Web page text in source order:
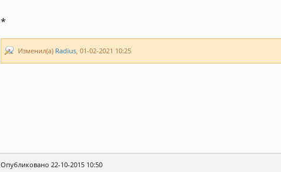
*
Изменил(а) Radius, 01-02-2021 10:25
Опубликовано 22-10-2015 10:50